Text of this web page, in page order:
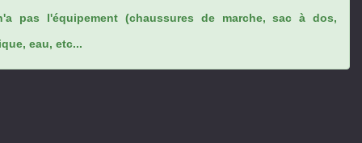
pas l'équipement (chaussures de marche, sac à dos,
eau, etc...